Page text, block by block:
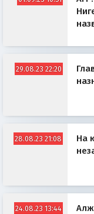
29.08.23 22:20
28.08.23 21:08
На
24.08.23 13:44